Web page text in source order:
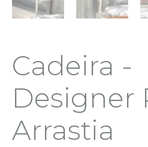
Cadeira -
Designer
Arrastia